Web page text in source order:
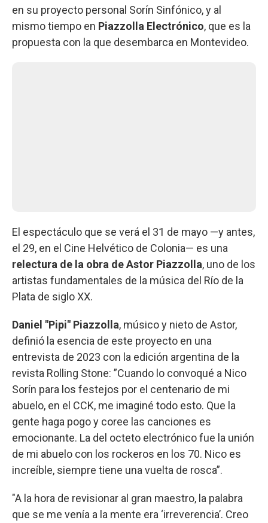
en su proyecto personal Sorín Sinfónico, y al
mismo tiempo en Piazzolla Electrónico, que es la
propuesta con la que desembarca en Montevideo.
El espectáculo que se verá el 31 de mayo —y antes,
el 29, en el Cine Helvético de Colonia— es una
relectura de la obra de Astor Piazzolla, uno de los
artistas fundamentales de la música del Río de la
Plata de siglo XX.
Daniel "Pipi" Piazzolla, músico y nieto de Astor,
definió la esencia de este proyecto en una
entrevista de 2023 con la edición argentina de la
revista Rolling Stone: ”Cuando lo convoqué a Nico
Sorín para los festejos por el centenario de mi
abuelo, en el CCK, me imaginé todo esto. Que la
gente haga pogo y coree las canciones es
emocionante. La del octeto electrónico fue la unión
de mi abuelo con los rockeros en los 70. Nico es
increíble, siempre tiene una vuelta de rosca”.
"A la hora de revisionar al gran maestro, la palabra
que se me venía a la mente era ‘irreverencia’. Creo